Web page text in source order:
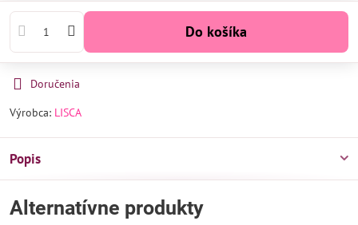
Do košíka
Doručenia
Výrobca: LISCA
Popis
Alternatívne produkty